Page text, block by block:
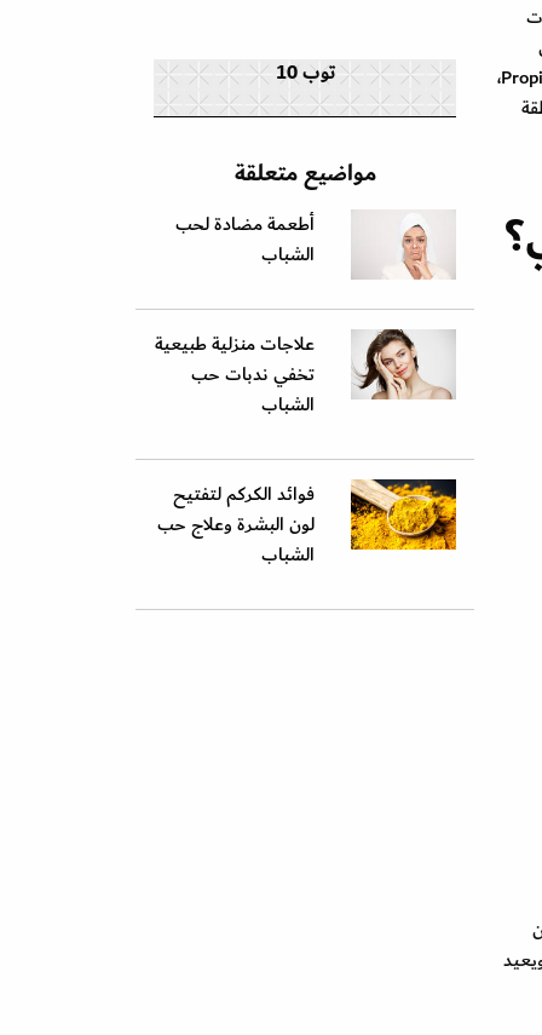
تغييرات في نشاط خلايا الجلد وانتشار بكتيريا في بصيلات الشعر، تعرف باسم بروبيوني باكتيريوم حب الشباب Propionibacterium Acnes،
توب 10
مواضيع متعلقة
أطعمة مضادة لحب
الشباب
علاجات منزلية طبيعية
تخفي ندبات حب
الشباب
فوائد الكركم لتفتيح
لون البشرة وعلاج حب
الشباب